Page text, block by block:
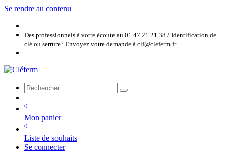
Se rendre au contenu
Des professionnels à votre écoute au 01 47 21 21 38 / Identification de
clé ou serrure? Envoyez votre demande à clf@cleferm.fr
0
Mon panier
0
Liste de souhaits
Se connecter